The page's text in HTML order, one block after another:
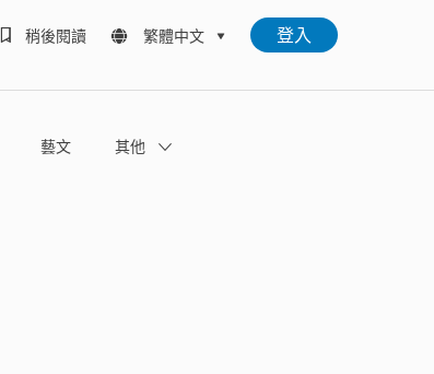
稍後閱讀 繁體中文 登入
藝文 其他